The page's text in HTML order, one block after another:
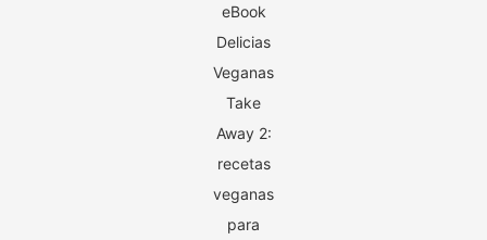
eBook
Delicias
Veganas
Take
Away 2:
recetas
veganas
para